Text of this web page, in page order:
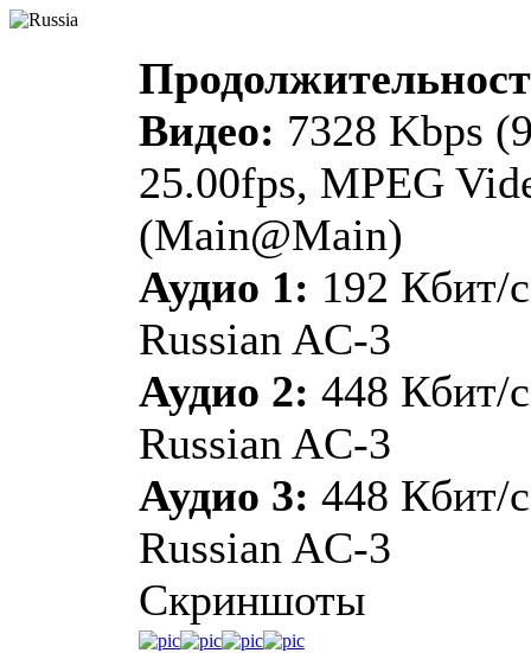
Видео: 7328 Kbps
25.00fps, MPEG
(Main@Main)
Аудио 1: 192 Кбит/
Russian AC-3
Аудио 2: 448 Кбит/
Russian AC-3
Аудио 3: 448 Кбит/
Russian AC-3
Скриншоты